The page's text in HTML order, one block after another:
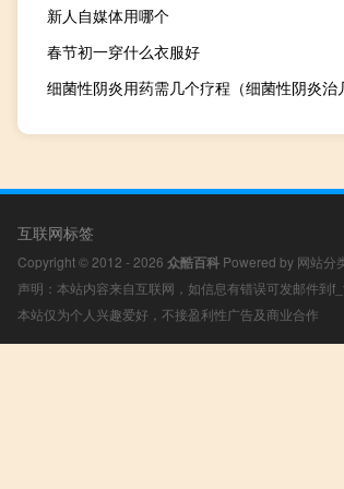
新人自媒体用哪个
春节初一穿什么衣服好
细菌性阴炎用药需几个疗程（细菌性阴炎治
互联网标签
Copyright © 2012 - 2026 众酷百科 Powered by 网站分
声明：本站内容来自互联网，如信息有错误可发邮件到
本站仅为个人兴趣爱好，不接盈利性广告及商业合作